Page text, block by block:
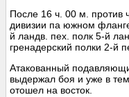
После 16 ч. 00 м. против
дивизии па южном
й ландв. пех. полк 5-й
гренадерский полки 2-й
Атакованный
выдержал боя и уже в
отошел на восток.